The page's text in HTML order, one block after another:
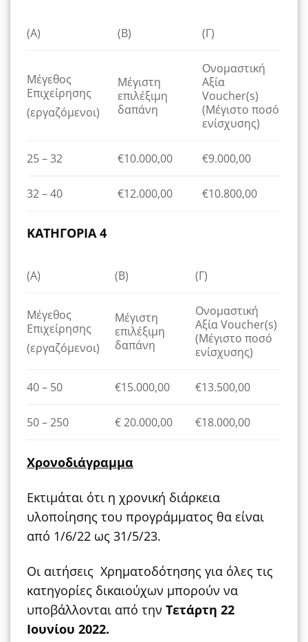
(Α) (Β) (Γ)
Μέγεθος
Επιχείρησης
(εργαζόμενοι)
Μέγιστη
επιλέξιμη
δαπάνη
Ονομαστική
Αξία
Voucher(s)
(Μέγιστο ποσό
ενίσχυσης)
25 – 32 €10.000,00 €9.000,00
32 – 40 €12.000,00 €10.800,00
ΚΑΤΗΓΟΡΙΑ 4
(Α) (Β) (Γ)
Μέγεθος
Επιχείρησης
(εργαζόμενοι)
Μέγιστη
επιλέξιμη
δαπάνη
Ονομαστική
Αξία Voucher(s)
(Μέγιστο ποσό
ενίσχυσης)
40 – 50 €15.000,00 €13.500,00
50 – 250 € 20.000,00 €18.000,00
Χρονοδιάγραμμα
Εκτιμάται ότι η χρονική διάρκεια
υλοποίησης του προγράμματος θα είναι
από 1/6/22 ως 31/5/23.
Οι αιτήσεις Χρηματοδότησης για όλες τις
κατηγορίες δικαιούχων μπορούν να
υποβάλλονται από την Τετάρτη 22
Ιουνίου 2022.